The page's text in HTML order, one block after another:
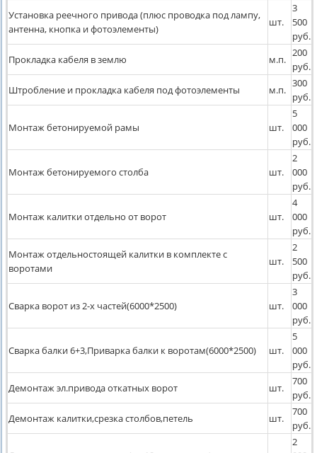
Установка реечного привода (плюс проводка под лампу,
антенна, кнопка и фотоэлементы)
шт.
3
500
руб.
Прокладка кабеля в землю
м.п.
200
руб.
Штробление и прокладка кабеля под фотоэлементы
м.п.
300
руб.
Монтаж бетонируемой рамы шт.
5
000
руб.
Монтаж бетонируемого столба шт.
2
000
руб.
Монтаж калитки отдельно от ворот шт.
4
000
руб.
Монтаж отдельностоящей калитки в комплекте с
воротами
шт.
2
500
руб.
Сварка ворот из 2-х частей(6000*2500) шт.
3
000
руб.
Сварка балки 6+3,Приварка балки к воротам(6000*2500) шт.
5
000
руб.
Демонтаж эл.привода откатных ворот
шт.
700
руб.
Демонтаж калитки,срезка столбов,петель
шт.
700
руб.
2